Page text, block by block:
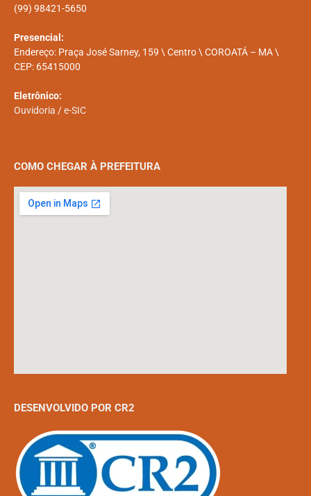
(99) 98421-5650
Presencial:
Endereço: Praça José Sarney, 159 \ Centro \ COROATÁ – MA \
CEP: 65415000
Eletrônico:
Ouvidoria /e-SIC
COMO CHEGAR À PREFEITURA
DESENVOLVIDO POR CR2